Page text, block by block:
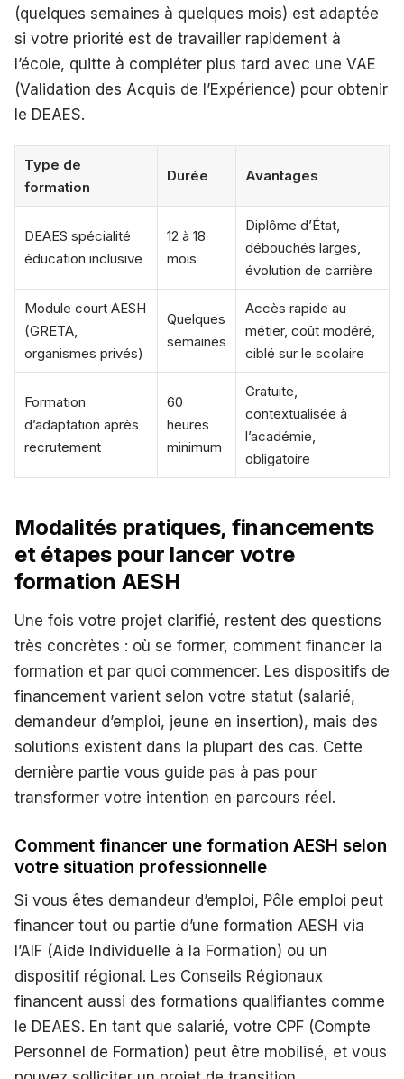
(quelques semaines à quelques mois) est adaptée
si votre priorité est de travailler rapidement à
l’école, quitte à compléter plus tard avec une VAE
(Validation des Acquis de l’Expérience) pour obtenir
le DEAES.
Type de
formation
Durée Avantages
DEAES spécialité
éducation inclusive
12 à 18
mois
Diplôme d’État,
débouchés larges,
évolution de carrière
Module court AESH
(GRETA,
organismes privés)
Quelques
semaines
Accès rapide au
métier, coût modéré,
ciblé sur le scolaire
Formation
d’adaptation après
recrutement
60
heures
minimum
Gratuite,
contextualisée à
l’académie,
obligatoire
Modalités pratiques, financements
et étapes pour lancer votre
formation AESH
Une fois votre projet clarifié, restent des questions
très concrètes : où se former, comment financer la
formation et par quoi commencer. Les dispositifs de
financement varient selon votre statut (salarié,
demandeur d’emploi, jeune en insertion), mais des
solutions existent dans la plupart des cas. Cette
dernière partie vous guide pas à pas pour
transformer votre intention en parcours réel.
Comment financer une formation AESH selon
votre situation professionnelle
Si vous êtes demandeur d’emploi, Pôle emploi peut
financer tout ou partie d’une formation AESH via
l’AIF (Aide Individuelle à la Formation) ou un
dispositif régional. Les Conseils Régionaux
financent aussi des formations qualifiantes comme
le DEAES. En tant que salarié, votre CPF (Compte
Personnel de Formation) peut être mobilisé, et vous